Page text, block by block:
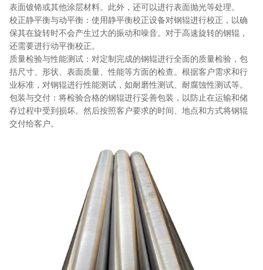
表面镀铬或其他涂层材料。此外，还可以进行表面抛光等处理。
校正静平衡与动平衡：使用静平衡校正设备对钢辊进行校正，以确
保其在旋转时不会产生过大的振动和噪音。对于高速旋转的钢辊，
还需要进行动平衡校正。
质量检验与性能测试：对定制完成的钢辊进行全面的质量检验，包
括尺寸、形状、表面质量、性能等方面的检查。根据客户需求和行
业标准，对钢辊进行性能测试，如耐磨性测试、耐腐蚀性测试等。
包装与交付：将检验合格的钢辊进行妥善包装，以防止在运输和储
存过程中受到损坏。然后按照客户要求的时间、地点和方式将钢辊
交付给客户。